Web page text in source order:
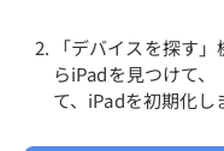
「デバイスを探す
らiPadを見つけて
て、iPadを初期化し